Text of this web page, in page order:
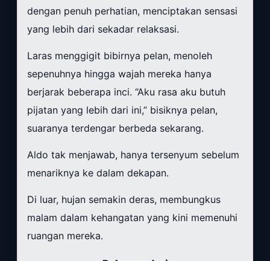
dengan penuh perhatian, menciptakan sensasi
yang lebih dari sekadar relaksasi.
Laras menggigit bibirnya pelan, menoleh
sepenuhnya hingga wajah mereka hanya
berjarak beberapa inci. “Aku rasa aku butuh
pijatan yang lebih dari ini,” bisiknya pelan,
suaranya terdengar berbeda sekarang.
Aldo tak menjawab, hanya tersenyum sebelum
menariknya ke dalam dekapan.
Di luar, hujan semakin deras, membungkus
malam dalam kehangatan yang kini memenuhi
ruangan mereka.